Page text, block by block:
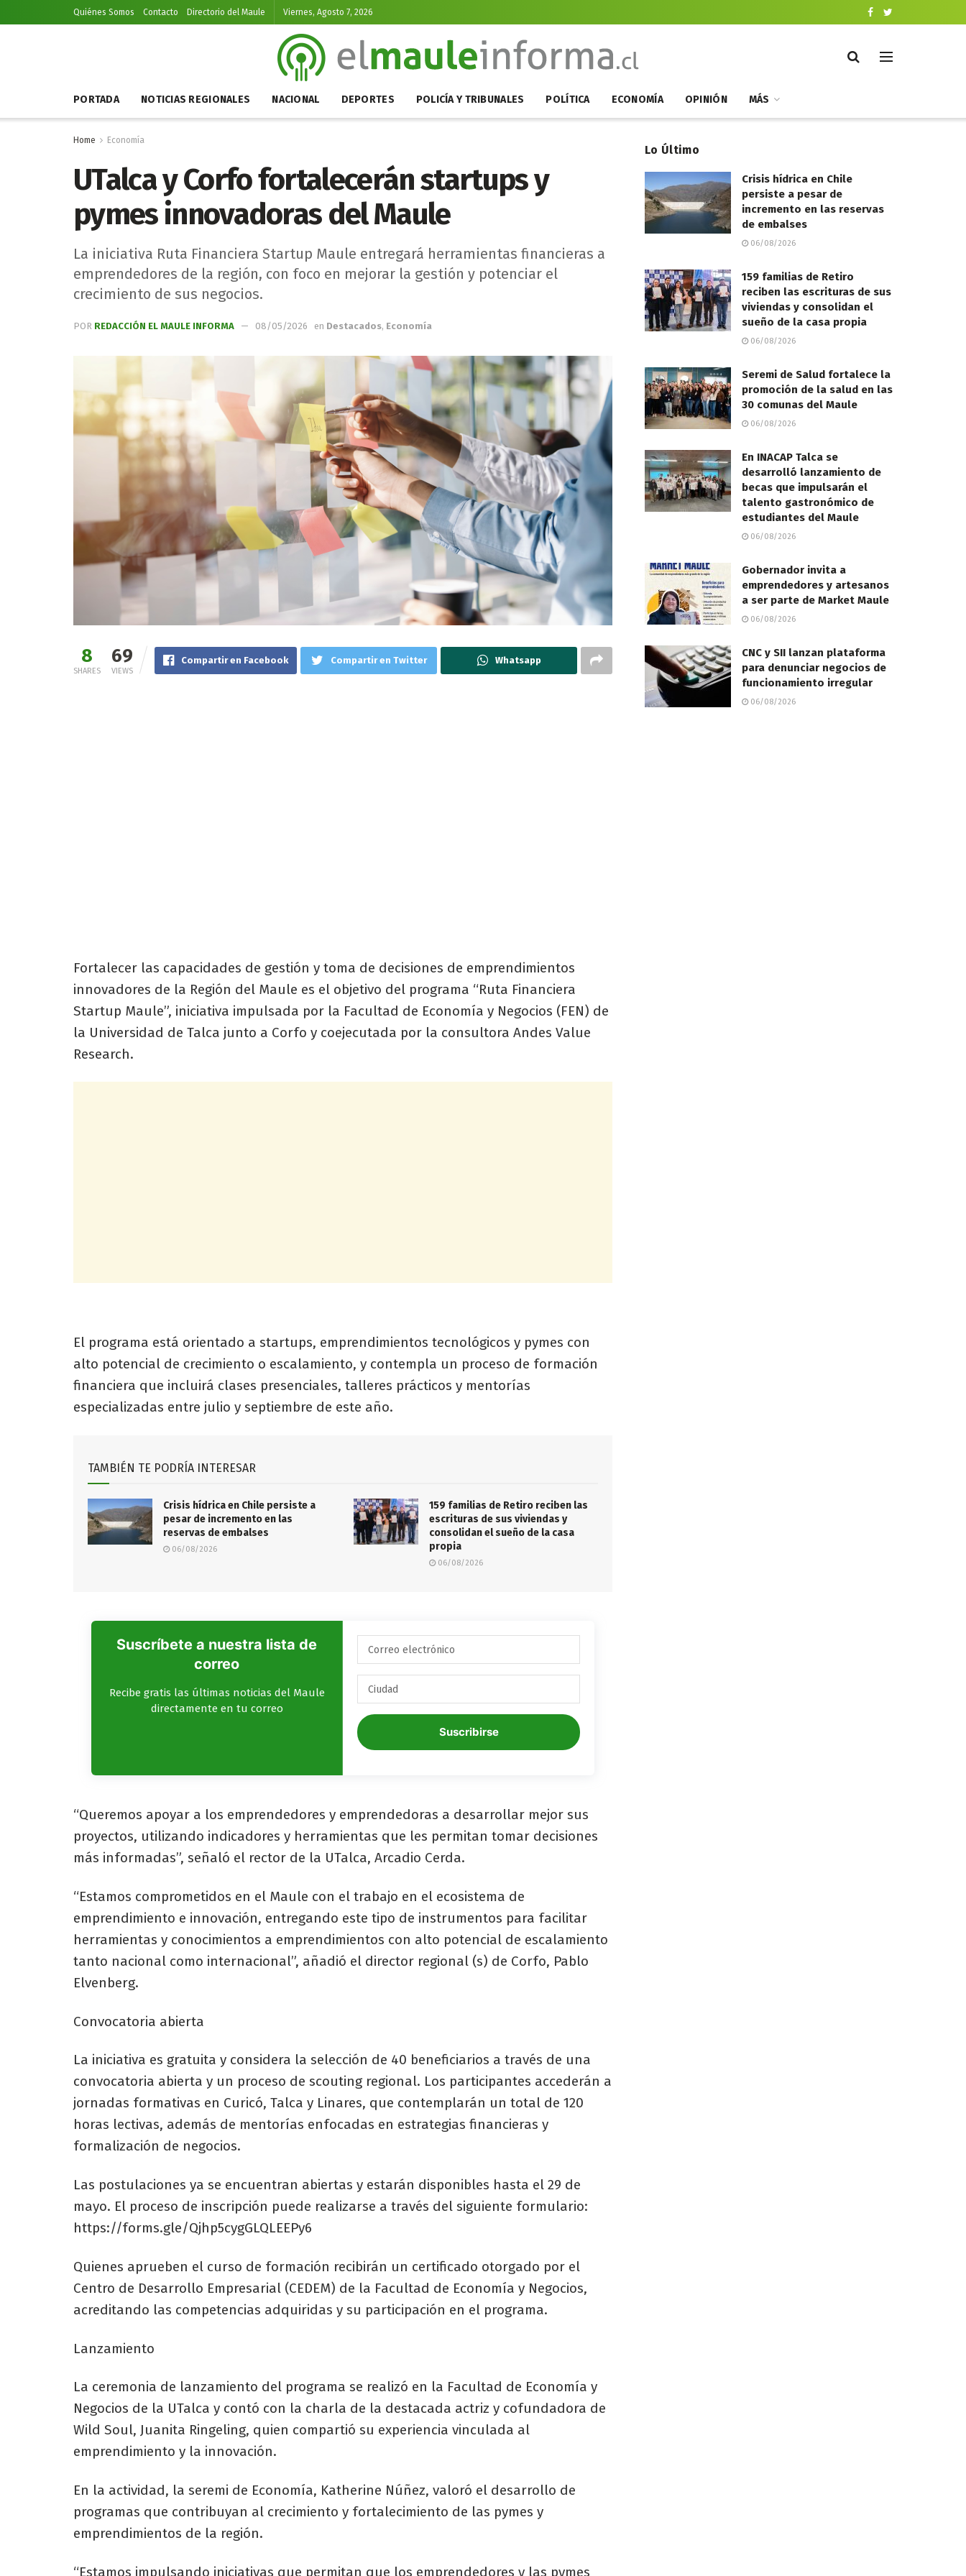
Quiénes Somos Contacto Directorio del Maule Viernes, Agosto 7, 2026
PORTADA NOTICIAS REGIONALES NACIONAL DEPORTES POLICÍA Y TRIBUNALES POLÍTICA ECONOMÍA OPINIÓN MÁS
Home Economía
UTalca y Corfo fortalecerán startups y
pymes innovadoras del Maule
La iniciativa Ruta Financiera Startup Maule entregará herramientas financieras a
emprendedores de la región, con foco en mejorar la gestión y potenciar el
crecimiento de sus negocios.
POR REDACCIÓN EL MAULE INFORMA 08/05/2026 en Destacados, Economía
8
SHARES
69
VIEWS
Compartir en Facebook Compartir en Twitter Whatsapp
Fortalecer las capacidades de gestión y toma de decisiones de emprendimientos
innovadores de la Región del Maule es el objetivo del programa “Ruta Financiera
Startup Maule”, iniciativa impulsada por la Facultad de Economía y Negocios (FEN) de
la Universidad de Talca junto a Corfo y coejecutada por la consultora Andes Value
Research.
El programa está orientado a startups, emprendimientos tecnológicos y pymes con
alto potencial de crecimiento o escalamiento, y contempla un proceso de formación
financiera que incluirá clases presenciales, talleres prácticos y mentorías
especializadas entre julio y septiembre de este año.
TAMBIÉN TE PODRÍA INTERESAR
Crisis hídrica en Chile persiste a
pesar de incremento en las
reservas de embalses
06/08/2026
159 familias de Retiro reciben las
escrituras de sus viviendas y
consolidan el sueño de la casa
propia
06/08/2026
Suscríbete a nuestra lista de
correo
Recibe gratis las últimas noticias del Maule
directamente en tu correo
Suscribirse
“Queremos apoyar a los emprendedores y emprendedoras a desarrollar mejor sus
proyectos, utilizando indicadores y herramientas que les permitan tomar decisiones
más informadas”, señaló el rector de la UTalca, Arcadio Cerda.
“Estamos comprometidos en el Maule con el trabajo en el ecosistema de
emprendimiento e innovación, entregando este tipo de instrumentos para facilitar
herramientas y conocimientos a emprendimientos con alto potencial de escalamiento
tanto nacional como internacional”, añadió el director regional (s) de Corfo, Pablo
Elvenberg.
Convocatoria abierta
La iniciativa es gratuita y considera la selección de 40 beneficiarios a través de una
convocatoria abierta y un proceso de scouting regional. Los participantes accederán a
jornadas formativas en Curicó, Talca y Linares, que contemplarán un total de 120
horas lectivas, además de mentorías enfocadas en estrategias financieras y
formalización de negocios.
Las postulaciones ya se encuentran abiertas y estarán disponibles hasta el 29 de
mayo. El proceso de inscripción puede realizarse a través del siguiente formulario:
https://forms.gle/Qjhp5cygGLQLEEPy6
Quienes aprueben el curso de formación recibirán un certificado otorgado por el
Centro de Desarrollo Empresarial (CEDEM) de la Facultad de Economía y Negocios,
acreditando las competencias adquiridas y su participación en el programa.
Lanzamiento
La ceremonia de lanzamiento del programa se realizó en la Facultad de Economía y
Negocios de la UTalca y contó con la charla de la destacada actriz y cofundadora de
Wild Soul, Juanita Ringeling, quien compartió su experiencia vinculada al
emprendimiento y la innovación.
En la actividad, la seremi de Economía, Katherine Núñez, valoró el desarrollo de
programas que contribuyan al crecimiento y fortalecimiento de las pymes y
emprendimientos de la región.
“Estamos impulsando iniciativas que permitan que los emprendedores y las pymes
Lo Último
Crisis hídrica en Chile
persiste a pesar de
incremento en las reservas
de embalses
06/08/2026
159 familias de Retiro
reciben las escrituras de sus
viviendas y consolidan el
sueño de la casa propia
06/08/2026
Seremi de Salud fortalece la
promoción de la salud en las
30 comunas del Maule
06/08/2026
En INACAP Talca se
desarrolló lanzamiento de
becas que impulsarán el
talento gastronómico de
estudiantes del Maule
06/08/2026
Gobernador invita a
emprendedores y artesanos
a ser parte de Market Maule
06/08/2026
CNC y SII lanzan plataforma
para denunciar negocios de
funcionamiento irregular
06/08/2026